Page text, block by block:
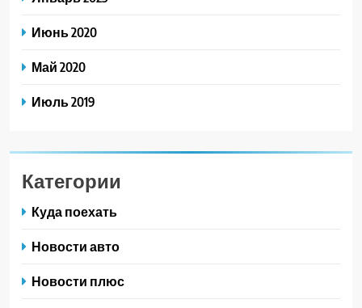
Июнь 2020
Май 2020
Июль 2019
Категории
Куда поехать
Новости авто
Новости плюс